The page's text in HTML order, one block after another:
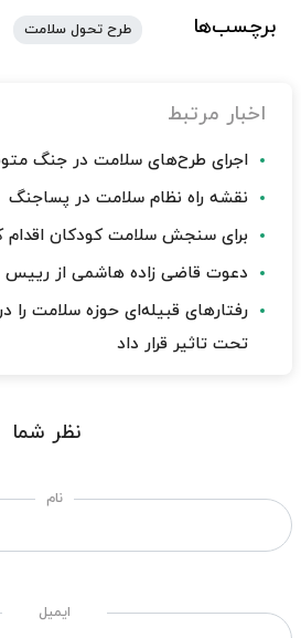
برچسب‌ها طرح تحول سلامت
اخبار مرتبط
اجرای طرح‌های سلامت در جنگ
نقشه راه نظام سلامت در پساجنگ
برای سنجش سلامت کودکان اقدام
دعوت قاضی زاده هاشمی از رییس
رفتارهای قبیله‌ای حوزه سلامت
تحت تاثیر قرار داد
نظر شما
نام
ایمیل